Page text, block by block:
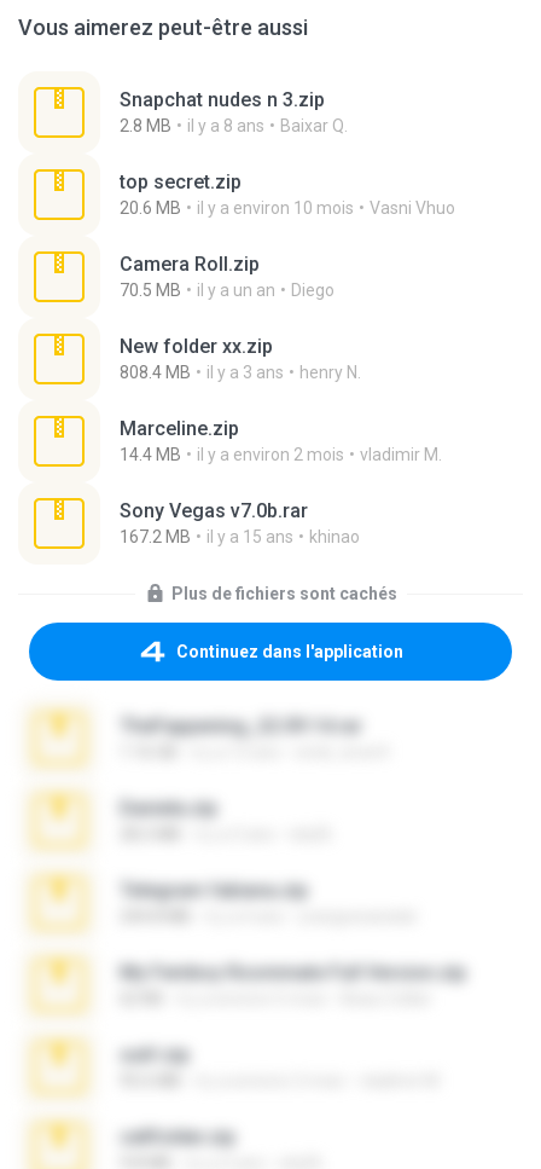
Vous aimerez peut-être aussi
Snapchat nudes n 3.zip
2.8 MB il y a 8 ans Baixar Q.
top secret.zip
20.6 MB il y a environ 10 mois Vasni Vhuo
Camera Roll.zip
70.5 MB il y a un an Diego
New folder xx.zip
808.4 MB il y a 3 ans henry N.
Marceline.zip
14.4 MB il y a environ 2 mois vladimir M.
Sony Vegas v7.0b.rar
167.2 MB il y a 15 ans khinao
Plus de fichiers sont cachés
Continuez dans l'application
TheFappening_22.09.14.rar
Daniela.zip
Telegram fabiana.zip
My Femboy Roommate Full Version.zip
ouh!.zip
cellfolder.zip